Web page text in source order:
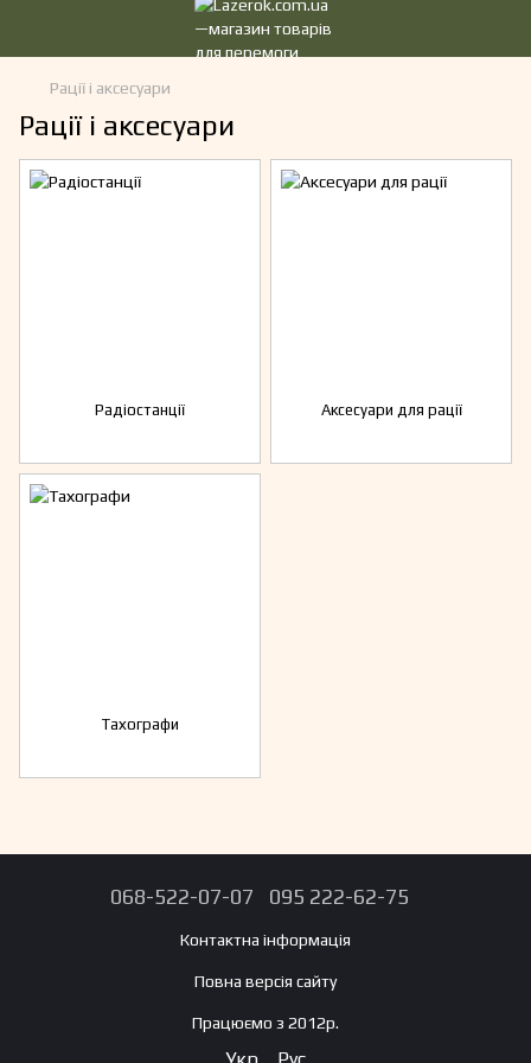
Рації і аксесуари
Рації і аксесуари
Радіостанції Аксесуари для рації
Тахографи
068-522-07-07 095 222-62-75
Контактна інформація
Повна версія сайту
Працюємо з 2012р.